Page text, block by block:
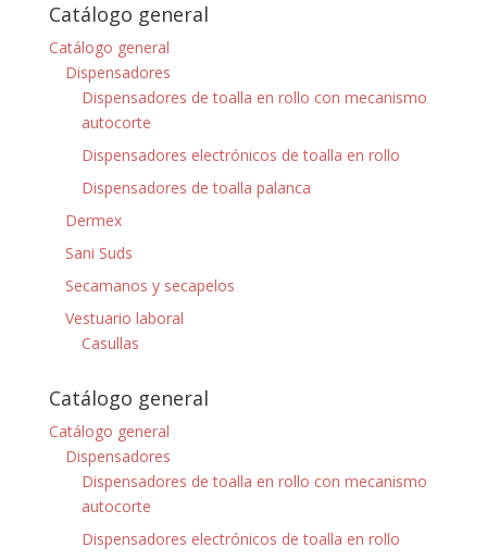
Catálogo general
Catálogo general
Dispensadores
Dispensadores de toalla en rollo con mecanismo
autocorte
Dispensadores electrónicos de toalla en rollo
Dispensadores de toalla palanca
Dermex
Sani Suds
Secamanos y secapelos
Vestuario laboral
Casullas
Catálogo general
Catálogo general
Dispensadores
Dispensadores de toalla en rollo con mecanismo
autocorte
Dispensadores electrónicos de toalla en rollo